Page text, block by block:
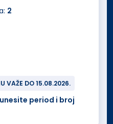
2
VAŽE DO 15.08.2026.
period i broj